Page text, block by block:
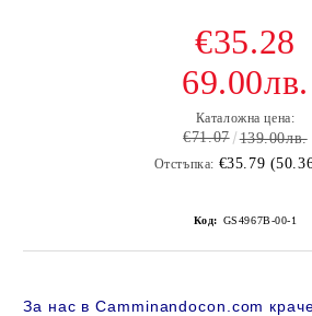
€35.28
69.00лв.
Каталожна цена:
€71.07 139.00лв.
Отстъпка: €35.79
Код: GS4967B-00-1
За нас в Camminandocon.com